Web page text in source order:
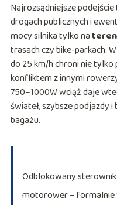
Najrozsądniejsze
drogach publicznych i
mocy silnika tylko na
trasach czy bike-parkach.
do 25 km/h chroni nie
konfliktem z innymi
750–1000W wciąż daje
świateł, szybsze podjazdy
bagażu.
Odblokowany
motorower – formalnie